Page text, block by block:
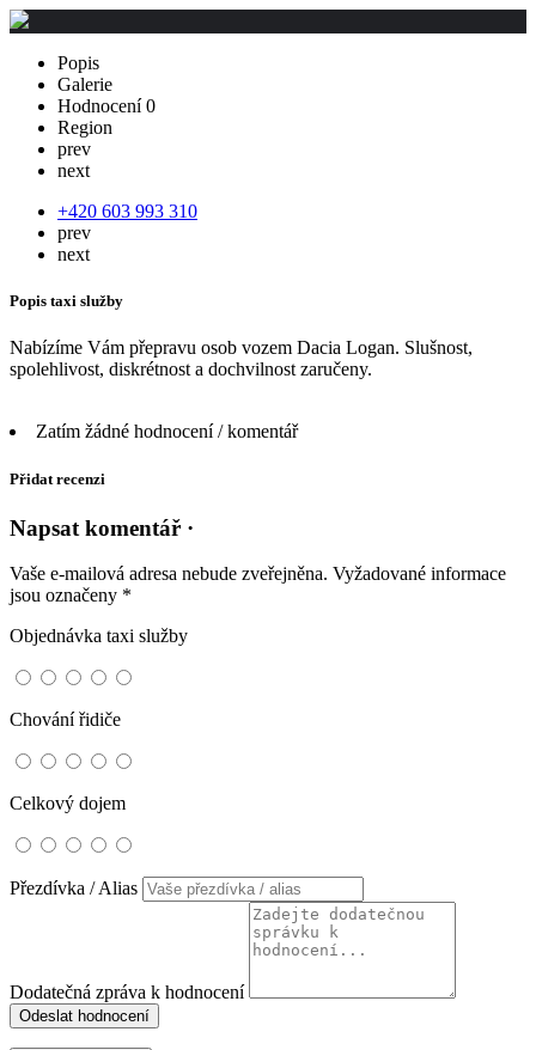
Popis
Galerie
Hodnocení0
Region
prev
next
+420 603 993 310
prev
next
Popis taxi služby
Nabízíme Vám přepravu osob vozem Dacia Logan. Slušnost,
spolehlivost, diskrétnost a dochvilnost zaručeny.
Zatím žádné hodnocení / komentář
Přidat recenzi
Napsat komentář ·
Vaše e-mailová adresa nebude zveřejněna. Vyžadované informace
jsou označeny *
Objednávka taxi služby
Chování řidiče
Celkový dojem
Přezdívka / Alias
Dodatečná zpráva k hodnocení
Odeslat hodnocení